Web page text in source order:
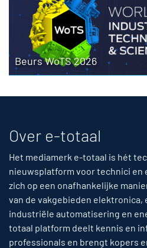
Beurs WoTS 2026
Over e-totaal
Het mediamerk e-totaal is hét
nieuwsplatform voor technici
zich op een onafhankelijke
van de vakgebieden
industriële automatisering en
totaal platform deelt kennis en
professionals en brengt kopers